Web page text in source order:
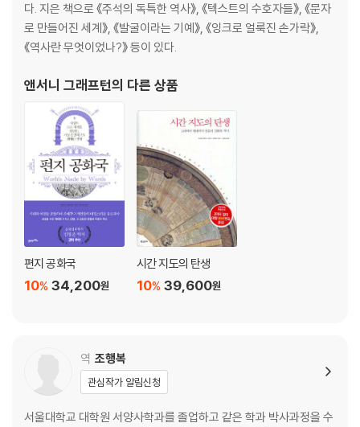
다. 지은 책으로 《주석의 독특한 역사》, 《텍스트의 수호자들》, 《문자
로 만들어진 세계》, 《발굴이라는 기예》, 《잉크로 얼룩진 손가락》,
《역사란 무엇이었나?》 등이 있다.
앤서니 그래프턴의 다른 상품
편지 공화국
34,200원
10%
시간 지도의 탄생
39,600원
10%
역 조행복
관심작가 알림신청
서울대학교 대학원 서양사학과를 졸업하고 같은 학과 박사과정을 수